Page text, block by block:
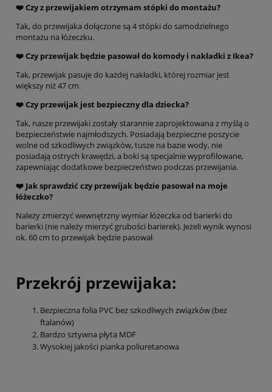
❤️Czy z przewijakiem otrzymam stópki do montażu?
Tak, do przewijaka dołączone są 4 stópki do samodzielnego
montażu na łóżeczku.
❤️Czy przewijak będzie pasował do komody i nakładki z Ikea?
Tak, przewijak pasuje do każdej nakładki, której rozmiar jest
większy niż 47 cm.
❤️ Czy przewijak jest bezpieczny dla dziecka?
Tak, nasze przewijaki zostały starannie zaprojektowana z myślą o
bezpieczeństwie najmłodszych. Posiadają bezpieczne poszycie
wolne od szkodliwych związków, tusze na bazie wody, nie
posiadają ostrych krawędzi, a boki są specjalnie wyprofilowane,
zapewniając dodatkowe bezpieczeństwo podczas przewijania.
❤️ Jak sprawdzić czy przewijak będzie pasował na moje
łóżeczko?
Należy zmierzyć wewnętrzny wymiar łóżeczka od barierki do
barierki (nie należy mierzyć grubości barierek). Jeżeli wynik wynosi
ok. 60 cm to przewijak będzie pasował.
Przekrój przewijaka:
Bezpieczna folia PVC bez szkodliwych związków (bez
ftalanów)
Bardzo sztywna płyta MDF
Wysokiej jakości pianka poliuretanowa